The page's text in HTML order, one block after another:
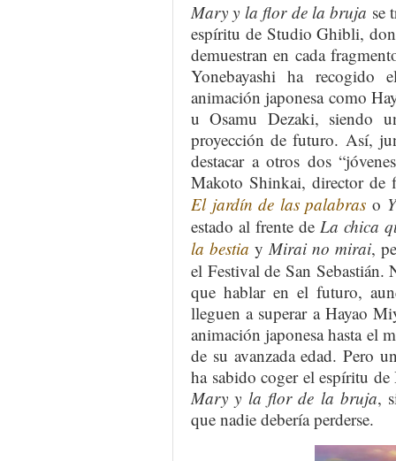
Mary y la flor de la bruja se
espíritu de Studio Ghibli,
demuestran en cada
Yonebayashi ha recogido
animación japonesa como
u Osamu Dezaki, siendo
proyección de futuro. Así,
destacar a otros dos
Makoto Shinkai, director
El jardín de las palabras o
estado al frente de La chica
la bestia yMirai no mirai,
el Festival de San Sebastián.
que hablar en el futuro,
lleguen a superar a Hayao
animación japonesa hasta el
de su avanzada edad. Pero
ha sabido coger el espíritu
Mary y la flor de la bruja,
que nadie debería perderse.